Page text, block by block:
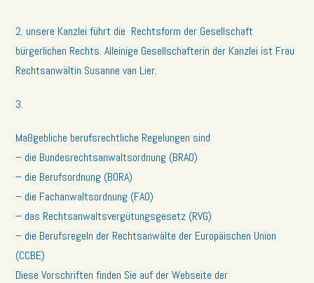
2. unsere Kanzlei führt die Rechtsform der Gesellschaft
bürgerlichen Rechts. Alleinige Gesellschafterin der Kanzlei ist Frau
Rechtsanwältin Susanne van Lier.
3.
Maßgebliche berufsrechtliche Regelungen sind
– die Bundesrechtsanwaltsordnung (BRAO)
– die Berufsordnung (BORA)
– die Fachanwaltsordnung (FAO)
– das Rechtsanwaltsvergütungsgesetz (RVG)
– die Berufsregeln der Rechtsanwälte der Europäischen Union
(CCBE)
Diese Vorschriften finden Sie auf der Webseite der